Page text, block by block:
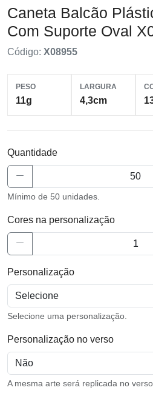
Caneta Balcão
Com Suporte Oval
Código: X08955
PESO
11g
LARGURA
4,3cm
Quantidade
Mínimo de 50 unidades.
Cores na personalização
Personalização
Selecione uma personalização.
Personalização no verso
A mesma arte será replicada no verso.